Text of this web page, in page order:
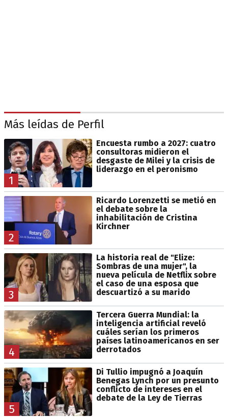
Más leídas de Perfil
1
Encuesta rumbo a 2027: cuatro
consultoras midieron el
desgaste de Milei y la crisis de
liderazgo en el peronismo
2
Ricardo Lorenzetti se metió en
el debate sobre la
inhabilitación de Cristina
Kirchner
3
La historia real de "Elize:
Sombras de una mujer", la
nueva película de Netflix sobre
el caso de una esposa que
descuartizó a su marido
4
Tercera Guerra Mundial: la
inteligencia artificial reveló
cuáles serían los primeros
países latinoamericanos en ser
derrotados
5
Di Tullio impugnó a Joaquín
Benegas Lynch por un presunto
conflicto de intereses en el
debate de la Ley de Tierras